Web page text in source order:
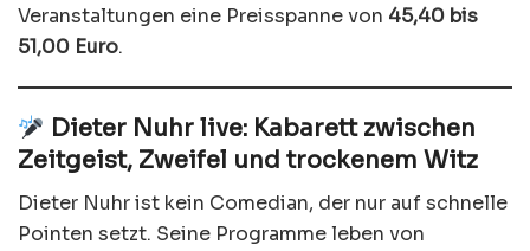
Veranstaltungen eine Preisspanne von 45,40 bis
51,00 Euro.
Dieter Nuhr live: Kabarett zwischen
Zeitgeist, Zweifel und trockenem Witz
Dieter Nuhr ist kein Comedian, der nur auf schnelle
Pointen setzt. Seine Programme leben von